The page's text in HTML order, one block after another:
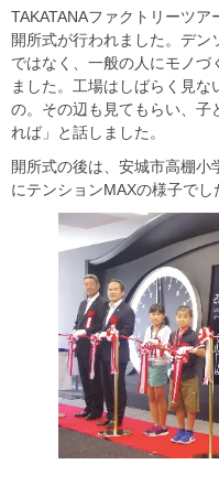
TAKATANAファクトリーツ
開所式が行われました。デ
ではなく、一般の人にモノづ
ました。工場はしばらく見
の。その辺も見てもらい、子
れば」と話しました。
開所式の後は、安城市高棚
にテンションMAXの様子でし